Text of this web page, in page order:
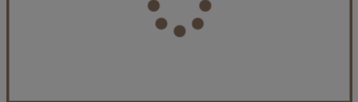
Ellátás:
Reggeli
Szálláskategória:Hotel ****
Szoba Standard Kétszemélyes